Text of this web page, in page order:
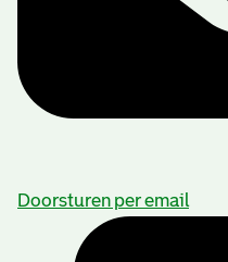
Doorsturen per email